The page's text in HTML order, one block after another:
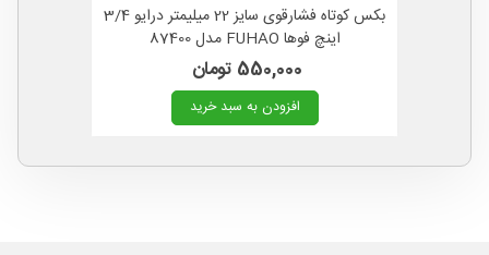
بکس کوتاه فشارقوی سایز 22 میلیمتر درایو 3/4
اینچ فوها FUHAO مدل 87400
550,000 تومان
افزودن به سبد خرید